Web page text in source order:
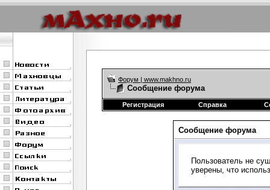
Форум | www.makhno.ru
Сообщение форума
Регистрация Справка
Сообщение форума
Пользователь не
уверены, что